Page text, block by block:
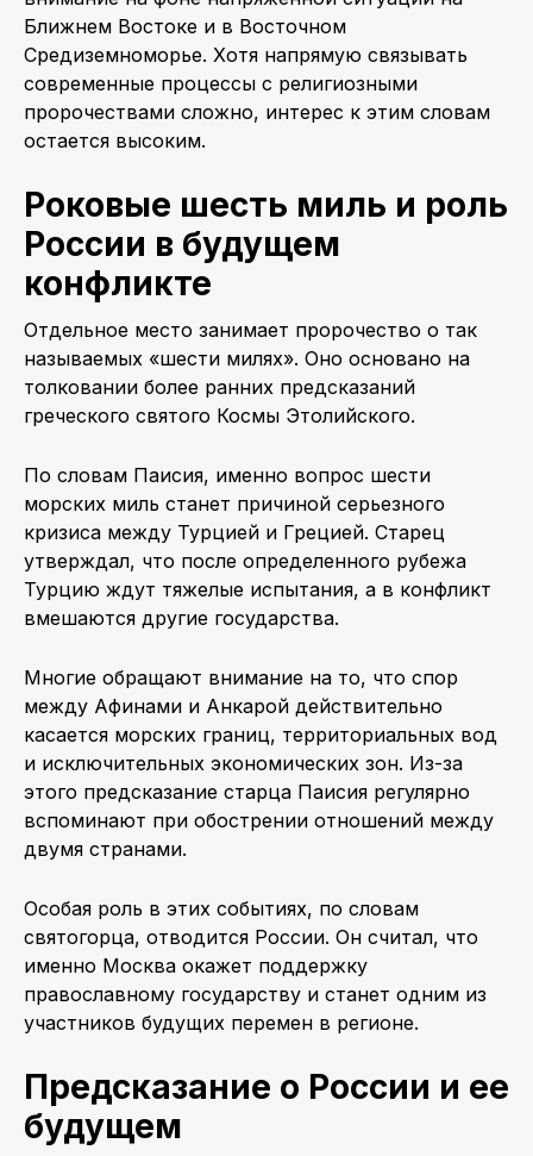
Ближнем Востоке и в Восточном
Средиземноморье. Хотя напрямую связывать
современные процессы с религиозными
пророчествами сложно, интерес к этим словам
остается высоким.
Роковые шесть миль и роль
России в будущем
конфликте
Отдельное место занимает пророчество о так
называемых «шести милях». Оно основано на
толковании более ранних предсказаний
греческого святого Космы Этолийского.
По словам Паисия, именно вопрос шести
морских миль станет причиной серьезного
кризиса между Турцией и Грецией. Старец
утверждал, что после определенного рубежа
Турцию ждут тяжелые испытания, а в конфликт
вмешаются другие государства.
Многие обращают внимание на то, что спор
между Афинами и Анкарой действительно
касается морских границ, территориальных вод
и исключительных экономических зон. Из-за
этого предсказание старца Паисия регулярно
вспоминают при обострении отношений между
двумя странами.
Особая роль в этих событиях, по словам
святогорца, отводится России. Он считал, что
именно Москва окажет поддержку
православному государству и станет одним из
участников будущих перемен в регионе.
Предсказание о России и ее
будущем